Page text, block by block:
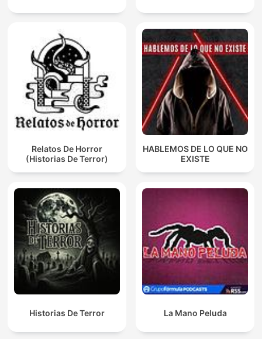
Relatos De Horror
(Historias De Terror)
HABLEMOS DE LO QUE NO
EXISTE
Historias De Terror La Mano Peluda